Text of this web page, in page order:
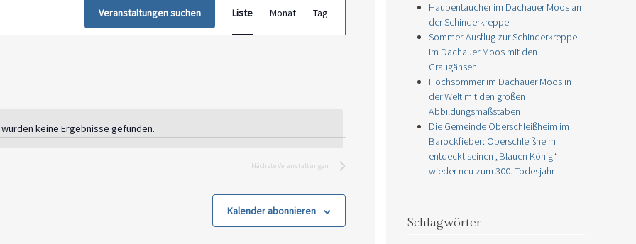
Hinweis
wurden keine Ergebnisse gefunden.
Veranstaltungen suchen
Ansichten-
Liste Monat Tag
NächsteVeranstaltungen
Kalender abonnieren
Haubentaucher im Dachauer Moos an
der Schinderkreppe
Sommer-Ausflug zur Schinderkreppe
im Dachauer Moos mit den
Graugänsen
Hochsommer im Dachauer Moos in
der Welt mit den großen
Abbildungsmaßstäben
Die Gemeinde Oberschleißheim im
Barockfieber: Oberschleißheim
entdeckt seinen „Blauen König“
wieder neu zum 300. Todesjahr
Schlagwörter